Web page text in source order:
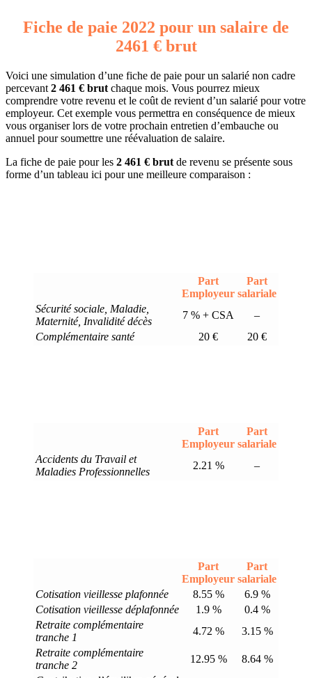
Fiche de paie 2022 pour un salaire de
2461 € brut
Voici une simulation d’une fiche de paie pour un salarié non cadre
percevant 2 461 € brut chaque mois. Vous pourrez mieux
comprendre votre revenu et le coût de revient d’un salarié pour votre
employeur. Cet exemple vous permettra en conséquence de mieux
vous organiser lors de votre prochain entretien d’embauche ou
annuel pour soumettre une réévaluation de salaire.
La fiche de paie pour les 2 461 € brut de revenu se présente sous
forme d’un tableau ici pour une meilleure comparaison :
Part
Employeur
Part
salariale
Sécurité sociale, Maladie,
Maternité, Invalidité décès
7 % + CSA
–
Complémentaire santé
20 € 20 €
Part
Employeur
Part
salariale
Accidents du Travail et
Maladies Professionnelles
2.21 % –
Part
Employeur
Part
salariale
Cotisation vieillesse plafonnée
8.55 %
6.9 %
Cotisation vieillesse déplafonnée
1.9 %
0.4 %
Retraite complémentaire
tranche 1
4.72 %
3.15 %
Retraite complémentaire
tranche 2
12.95 %
8.64 %